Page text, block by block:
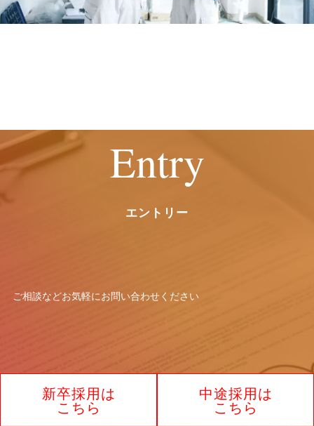
Entry
エントリー
ご相談などお気軽にお問い合わせください
新卒採用は
こちら
中途採用は
こちら